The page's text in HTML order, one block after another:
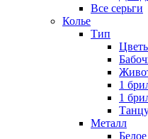
Все серьги
Колье
Тип
1
1
Металл